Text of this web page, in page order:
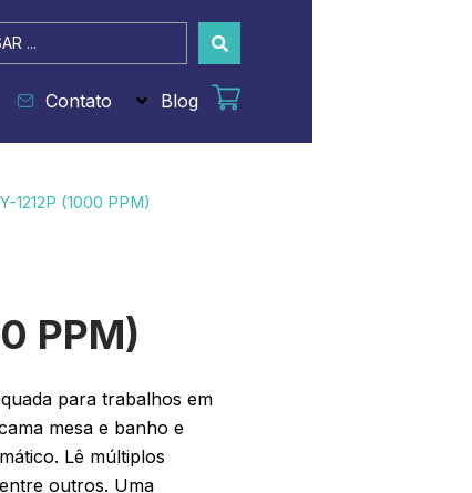
Contato Blog
1212P (1000 PPM)
PPM)
para trabalhos em
mesa e banho e
Lê múltiplos
outros. Uma